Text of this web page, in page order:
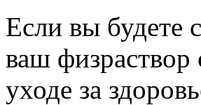
Если вы будете
ваш
уходе за